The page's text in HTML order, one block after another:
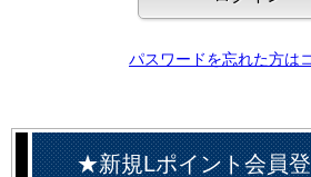
パスワードを忘れた方は
★新規Lポイント会員